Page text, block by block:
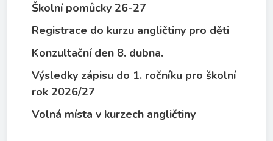
Školní pomůcky 26-27
Registrace do kurzu angličtiny pro děti
Konzultační den 8. dubna.
Výsledky zápisu do 1. ročníku pro školní
rok 2026/27
Volná místa v kurzech angličtiny